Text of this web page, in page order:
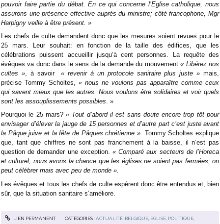
pouvoir faire partie du débat. En ce qui concerne l’Eglise catholique, nous
assurons une présence effective auprès du ministre; côté francophone, Mgr
Harpigny veille à être présent. »
Les chefs de culte demandent donc que les mesures soient revues pour le
25 mars. Leur souhait: en fonction de la taille des édifices, que les
célébrations puissent accueillir jusqu’à cent personnes. La requête des
évêques va donc dans le sens de la demande du mouvement« Libérez nos
cultes », à savoir« revenir à un protocole sanitaire plus juste » mais,
précise Tommy Scholtes, « nous ne voulons pas apparaître comme ceux
qui savent mieux que les autres. Nous voulons être solidaires et voir quels
sont les assouplissements possibles. »
Pourquoi le 25 mars?« Tout d’abord il est sans doute encore trop tôt pour
envisager d’élever la jauge de 15 personnes et d’autre part c’est juste avant
la Pâque juive et la fête de Pâques chrétienne ». Tommy Scholtes explique
que, tant que chiffres ne sont pas franchement à la baisse, il n’est pas
question de demander une exception. « Comparé aux secteurs de l’Horeca
et culturel, nous avons la chance que les églises ne soient pas fermées; on
peut célébrer mais avec peu de monde ».
Les évêques et tous les chefs de culte espèrent donc être entendus et, bien
sûr, que la situation sanitaire s’améliore.
LIEN PERMANENT CATÉGORIES :ACTUALITÉ, BELGIQUE, EGLISE, POLITIQUE,